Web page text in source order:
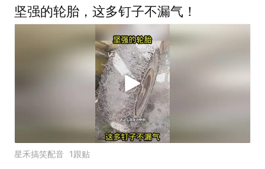
坚强的轮胎，这多钉子不漏气！
星禾搞笑配音 1跟贴